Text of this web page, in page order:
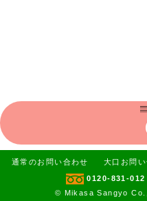
通常のお問い合わせ 大口お問
0120-831-012
© Mikasa Sangyo